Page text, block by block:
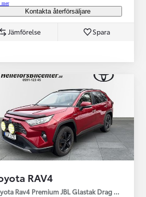
mer
Kontakta återförsäljare
Jämförelse Spara
RAV4
Rav4 Premium JBL Glastak Drag Motorv